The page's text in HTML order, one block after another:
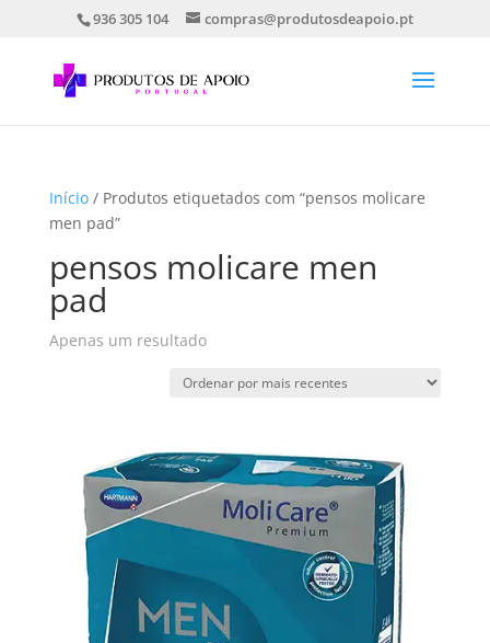
936 305 104 compras@produtosdeapoio.pt
Início/ Produtos etiquetados com “pensos molicare
men pad”
pensos molicare men
pad
Apenas um resultado